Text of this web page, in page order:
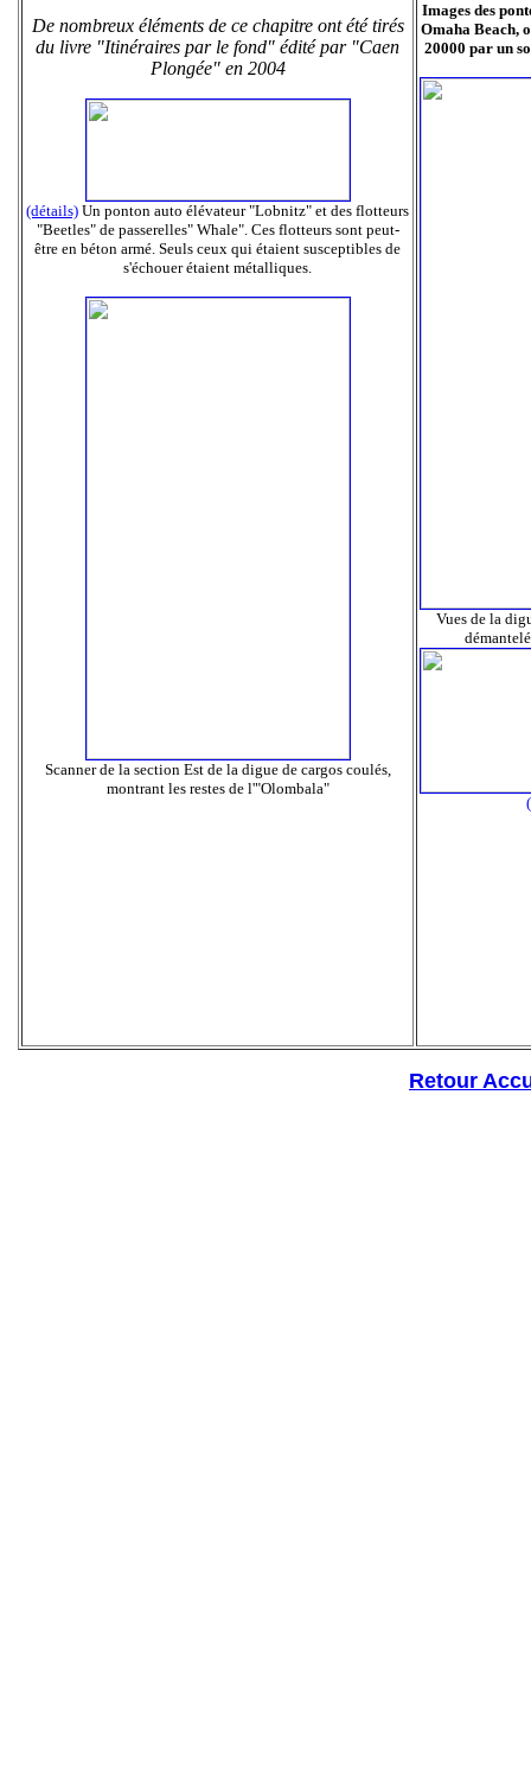
De nombreux éléments de ce chapitre ont été tirés
du livre "Itinéraires par le fond" édité par "Caen
Plongée" en 2004
(détails) Un ponton auto élévateur "Lobnitz" et des flotteurs
"Beetles" de passerelles" Whale". Ces flotteurs sont peut-
être en béton armé. Seuls ceux qui étaient susceptibles de
s'échouer étaient métalliques.
Scanner de la section Est de la digue de cargos coulés,
montrant les restes de l'"Olombala"
Images des
Omaha Beach,
20000 par un
Vues de la
Retour